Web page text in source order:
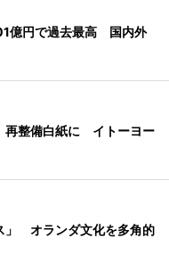
億円で過去最高 国内外
再整備白紙に イトーヨー
」 オランダ文化を多角的